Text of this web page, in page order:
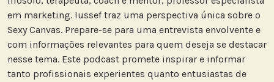
em marketing. Iussef traz uma perspectiva única sobre o
Sexy Canvas. Prepare-se para uma entrevista envolvente e
com informações relevantes para quem deseja se destacar
nesse tema. Este podcast promete inspirar e informar
tanto profissionais experientes quanto entusiastas de